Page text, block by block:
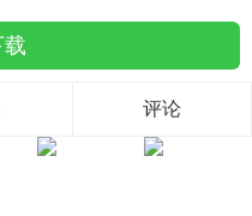
戏
69款游戏
冒险解谜
评论